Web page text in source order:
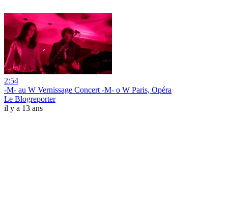
2:54
-M- au W Vernissage Concert -M- o W Paris, Opéra
Le Blogreporter
il y a 13 ans